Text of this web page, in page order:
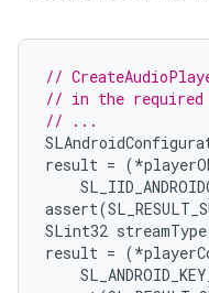
//
// in the required
// ...
result = (*
assert(
SLint32 streamType
result = (*